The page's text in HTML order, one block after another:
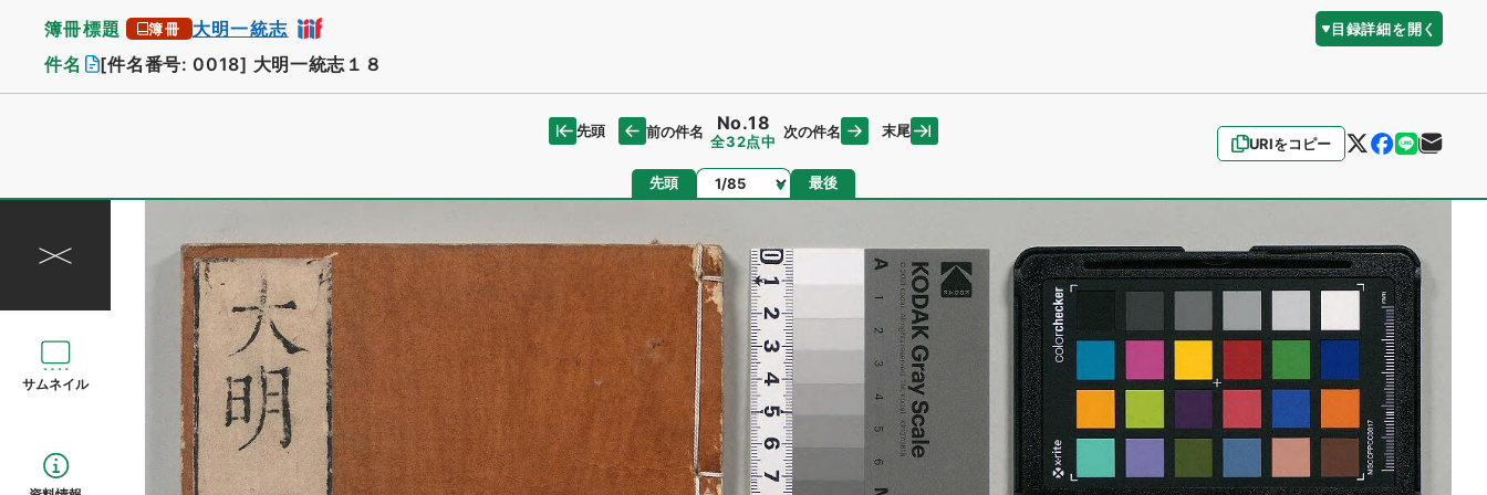
簿冊標題 簿冊 大明一統志 目録詳細を開く
件名 [件名番号: 0018] 大明一統志１８
URIをコピー
先頭 前の件名 No.18
全32点中
次の件名 末尾
先頭 ページ 最後
サムネイル